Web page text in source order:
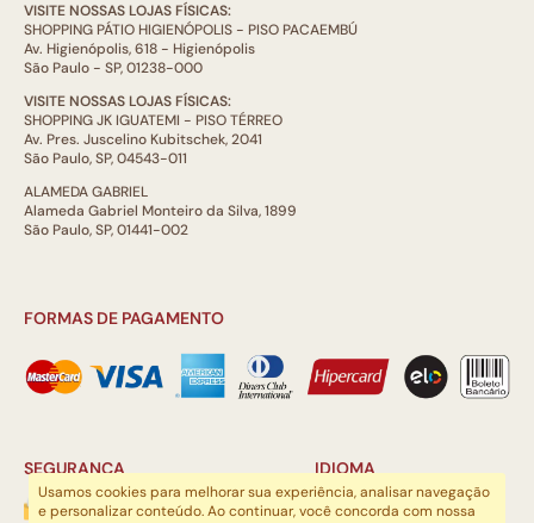
VISITE NOSSAS LOJAS FÍSICAS:
SHOPPING PÁTIO HIGIENÓPOLIS - PISO PACAEMBÚ
Av. Higienópolis, 618 - Higienópolis
São Paulo - SP, 01238-000
VISITE NOSSAS LOJAS FÍSICAS:
SHOPPING JK IGUATEMI - PISO TÉRREO
Av. Pres. Juscelino Kubitschek, 2041
São Paulo, SP, 04543-011
ALAMEDA GABRIEL
Alameda Gabriel Monteiro da Silva, 1899
São Paulo, SP, 01441-002
FORMAS DE PAGAMENTO
SEGURANÇA IDIOMA
Usamos cookies para melhorar sua experiência, analisar navegação
e personalizar conteúdo. Ao continuar, você concorda com nossa